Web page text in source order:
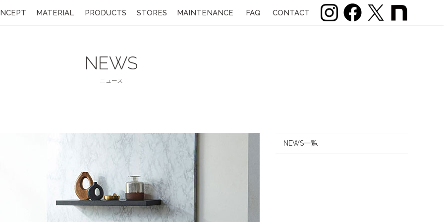
MATERIAL PRODUCTS STORES MAINTENANCE FAQ CONTACT
NEWS
ニュース
NEWS一覧